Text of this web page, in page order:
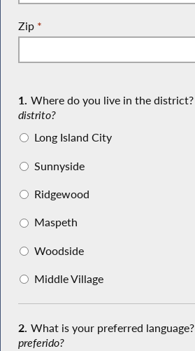
Zip *
1. Where do you live in the district?
distrito?
Long Island City
Sunnyside
Ridgewood
Maspeth
Woodside
Middle Village
2. What is your preferred language?
preferido?